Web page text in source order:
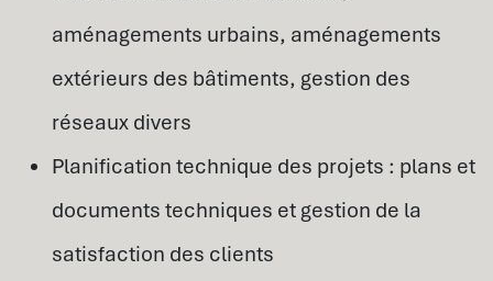
aménagements urbains, aménagements
extérieurs des bâtiments, gestion des
réseaux divers
Planification technique des projets : plans et
documents techniques et gestion de la
satisfaction des clients